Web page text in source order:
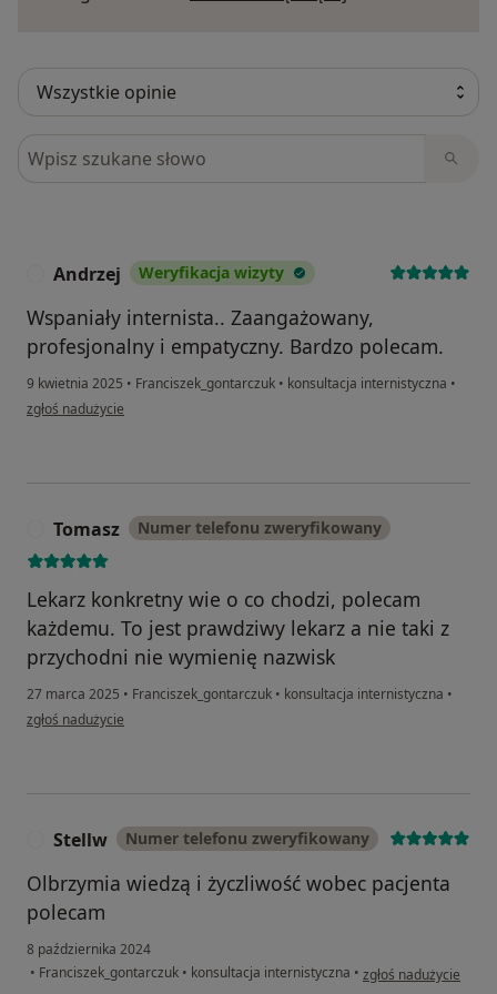
Szukaj w opiniach
Andrzej Weryfikacja wizyty
Wspaniały internista.. Zaangażowany,
profesjonalny i empatyczny. Bardzo polecam.
9 kwietnia 2025 • Franciszek_gontarczuk • konsultacja internistyczna •
w opinii użytkownika Andrzej
zgłoś nadużycie
Tomasz Numer telefonu zweryfikowany
Lekarz konkretny wie o co chodzi, polecam
każdemu. To jest prawdziwy lekarz a nie taki z
przychodni nie wymienię nazwisk
27 marca 2025 • Franciszek_gontarczuk • konsultacja internistyczna •
w opinii użytkownika Tomasz
zgłoś nadużycie
Stellw Numer telefonu zweryfikowany
Olbrzymia wiedzą i życzliwość wobec pacjenta
polecam
8 października 2024
• Franciszek_gontarczuk • konsultacja internistyczna • w opinii użytkownika
zgłoś nadużycie